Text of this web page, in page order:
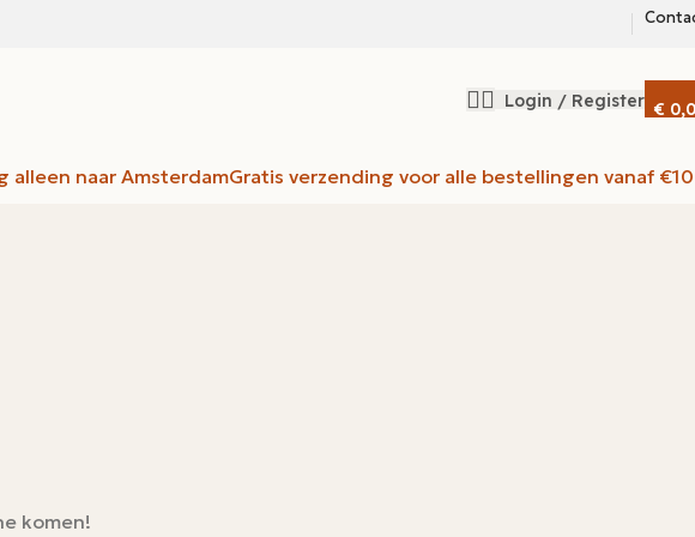
Login / Register €
alleen naar AmsterdamGratis verzending voor alle bestellingen vanaf
komen!